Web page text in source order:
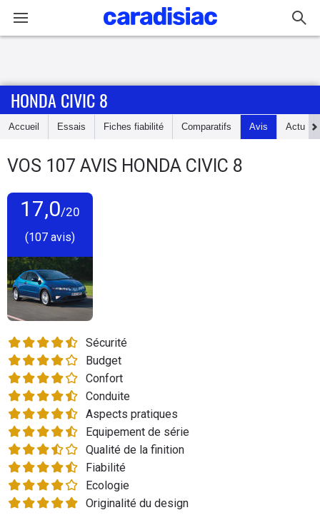
Accueil
Essais
Guide
Electriques
Utilitaires
Flottes
Auto
Services
Forum
Moto
Marques
HONDA CIVIC 8
Accueil Essais Fiches fiabilité Comparatifs Avis Actu
VOS 107 AVIS HONDA CIVIC 8
17,0/20
(107 avis)
Sécurité
Budget
Confort
Conduite
Aspects pratiques
Equipement de série
Qualité de la finition
Fiabilité
Ecologie
Originalité du design